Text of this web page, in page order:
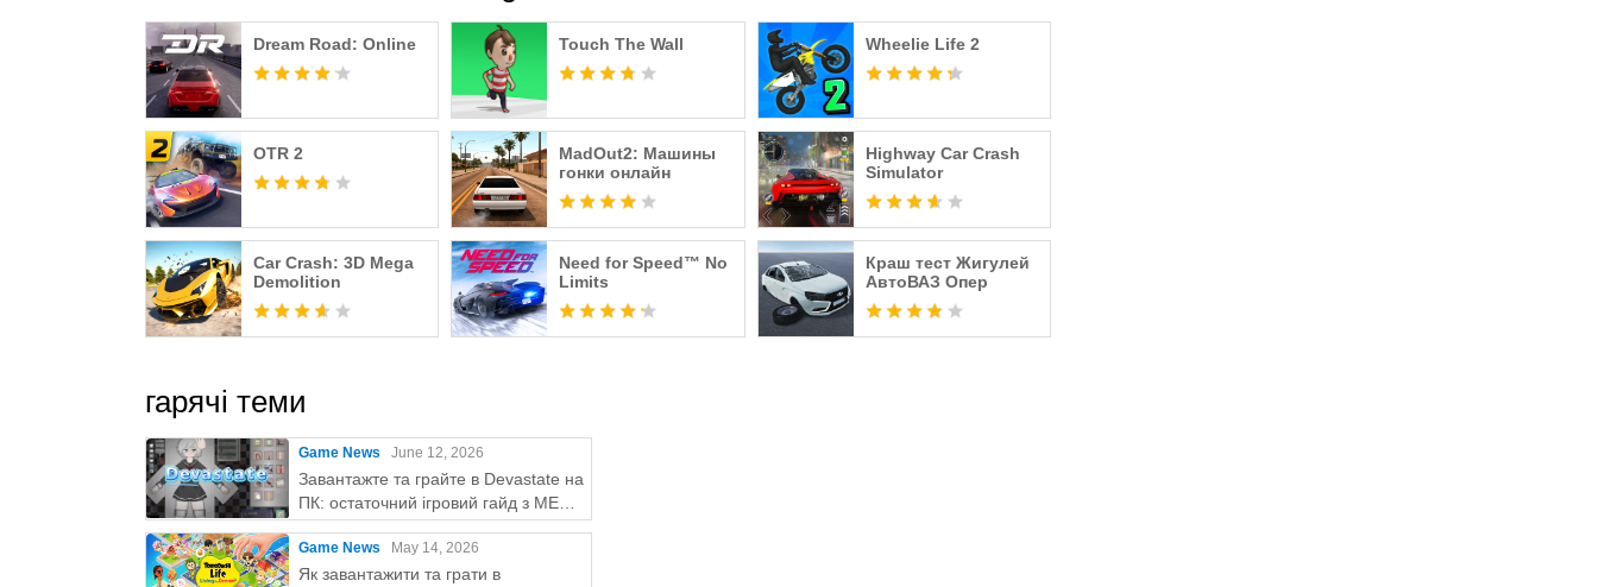
Terms of Use: https://fingersoft.com/eula-web/
Privacy Policy: https://fingersoft.com/privacy-policy/
Hill Climb Racing™️ is a registered trademark of Fingersoft Ltd. All rights reserved.
Dream Road: Online Touch The Wall Wheelie Life 2
OTR 2
MadOut2: Машины
гонки онлайн
Highway Car Crash
Simulator
Car Crash: 3D Mega
Demolition
Need for Speed™ No
Limits
Краш тест Жигулей
АвтоВАЗ Опер
гарячі теми
Game News June 12, 2026
Завантажте та грайте в Devastate на
ПК: остаточний ігровий гайд з MEmu
Play
Game News May 14, 2026
Як завантажити та грати в